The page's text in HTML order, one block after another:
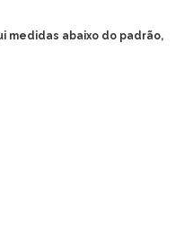
medidas abaixo do padrão,